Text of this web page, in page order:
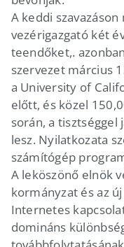
A keddi
vezérigazgató két
teendőket,.
szervezet március
a University of
előtt, és közel
során, a
lesz. Nyilatkozata
számítógép
A leköszönő elnök
kormányzat és az
Internetes
domináns